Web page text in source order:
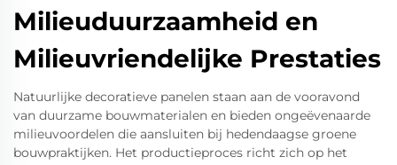
Milieuduurzaamheid en
Milieuvriendelijke Prestaties
Natuurlijke decoratieve panelen staan aan de vooravond
van duurzame bouwmaterialen en bieden ongeëvenaarde
milieuvoordelen die aansluiten bij hedendaagse groene
bouwpraktijken. Het productieproces richt zich op het